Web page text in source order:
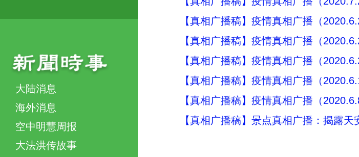
大陆消息
海外消息
空中明慧周报
大法洪传故事
【真相广播稿】疫情真相广播（
【真相广播稿】疫情真相广播（
【真相广播稿】疫情真相广播（
【真相广播稿】疫情真相广播（
【真相广播稿】疫情真相广播（
【真相广播稿】景点真相广播：揭露天